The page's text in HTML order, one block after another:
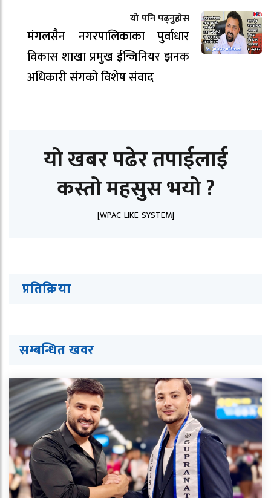
यो पनि पढ्नुहोस
मंगलसैन नगरपालिकाका पुर्वाधार
विकास शाखा प्रमुख ईन्जिनियर झनक
अधिकारी संगको विशेष संवाद
यो खबर पढेर तपाईलाई
कस्तो महसुस भयो ?
[WPAC_LIKE_SYSTEM]
प्रतिक्रिया
सम्बन्धित खवर